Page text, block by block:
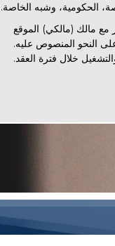
الحكومية، وشبه الخاصة.
مع مالك (مالكي) الموقع
النحو المنصوص عليه.
خلال فترة العقد.